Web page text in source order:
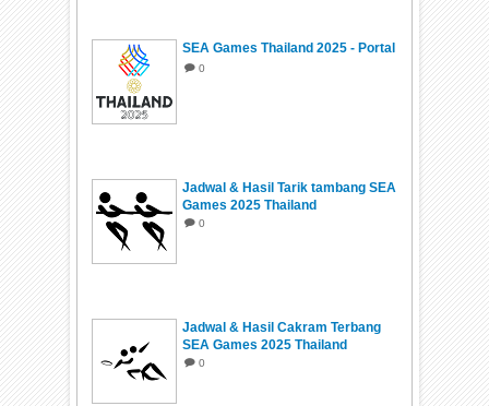
SEA Games Thailand 2025 - Portal
0
Jadwal & Hasil Tarik tambang SEA
Games 2025 Thailand
0
Jadwal & Hasil Cakram Terbang
SEA Games 2025 Thailand
0